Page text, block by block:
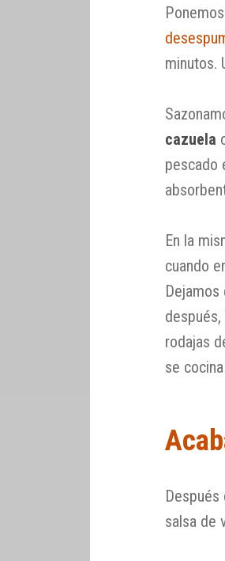
minutos.
cazuela
pescado
En la
cuando
rodajas
se
Después
salsa de